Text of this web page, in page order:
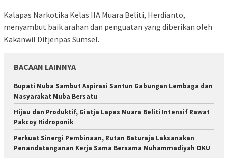
Kalapas Narkotika Kelas IIA Muara Beliti, Herdianto,
menyambut baik arahan dan penguatan yang diberikan oleh
Kakanwil Ditjenpas Sumsel.
BACAAN LAINNYA
Bupati Muba Sambut Aspirasi Santun Gabungan Lembaga dan
Masyarakat Muba Bersatu
Hijau dan Produktif, Giatja Lapas Muara Beliti Intensif Rawat
Pakcoy Hidroponik
Perkuat Sinergi Pembinaan, Rutan Baturaja Laksanakan
Penandatanganan Kerja Sama Bersama Muhammadiyah OKU